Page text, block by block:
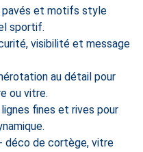
pavés et motifs style
sportif.
visibilité et message
au détail pour
ou vitre.
fines et rives pour
- déco de cortège, vitre